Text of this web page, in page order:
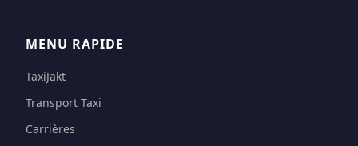
MENU RAPIDE
TaxiJakt
Transport Taxi
Carrières